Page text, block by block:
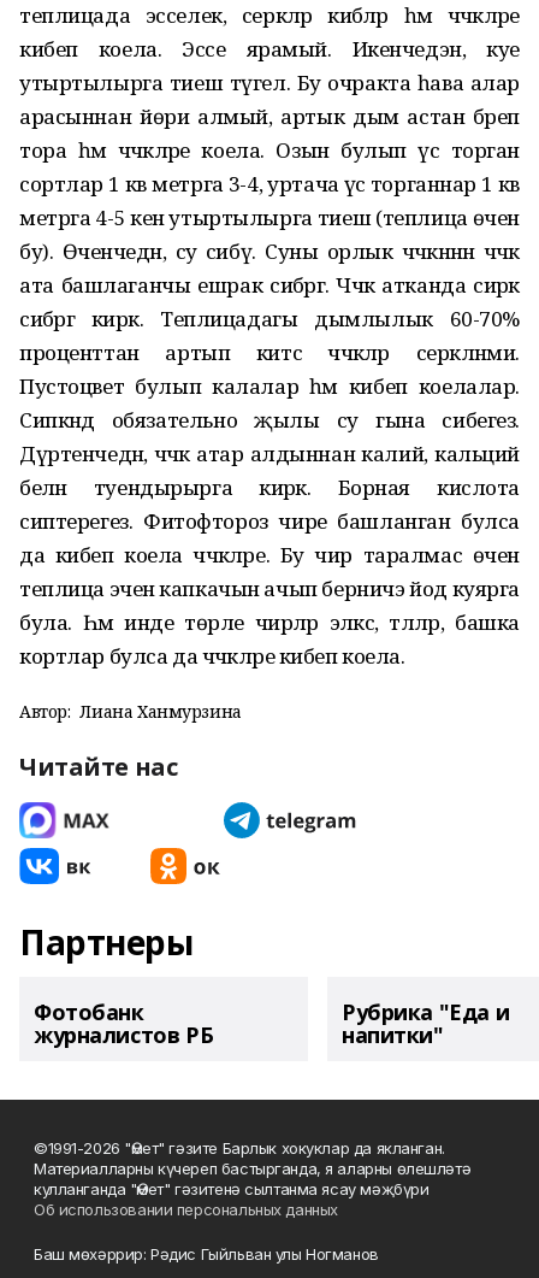
теплицада эсселек, серкәләр кибәләр һәм чәчәкләре
кибеп коела. Эссе ярамый. Икенчедэн, куе
утыртылырга тиеш түгел. Бу очракта һава алар
арасыннан йөри алмый, артык дым астан бәреп
тора һәм чәчәкләре коела. Озын булып үсә торган
сортлар 1 кв метрга 3-4, уртача үсә торганнар 1 кв
метрга 4-5 кенә утыртылырга тиеш (теплица өчен
бу). Өченчедән, су сибү. Суны орлык чәчкәннән чәчәк
ата башлаганчы ешрак сибәргә. Чәчәк атканда сирәк
сибәргә кирәк. Теплицадагы дымлылык 60-70%
проценттан артып китсә чәчәкләр серкәләнми.
Пустоцвет булып калалар һәм кибеп коелалар.
Сипкәндә обязательно җылы су гына сибегез.
Дүртенчедән, чәчәк атар алдыннан калий, кальций
белән туендырырга кирәк. Борная кислота
сиптерегез. Фитофтороз чире башланган булса
да кибеп коела чәчәкләре. Бу чир таралмас өчен
теплица эченә капкачын ачып берничэ йод куярга
була. Һәм инде төрле чирләр эләксә, тләләр, башка
кортлар булса да чәчәкләре кибеп коела.
Автор: Лиана Ханмурзина
Читайте нас
Партнеры
Фотобанк
журналистов РБ
Рубрика "Еда и
напитки"
©1991-2026 "Өмет" гәзите Барлык хокуклар да якланган.
Материалларны күчереп бастырганда, я аларны өлешләтә
кулланганда "Өмет" гәзитенә сылтанма ясау мәҗбүри
Об использовании персональных данных
Баш мөхәррир: Рәдис Гыйльван улы Ногманов